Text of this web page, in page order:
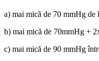
a) mai mică de 70 mmHg de
b) mai mică de 70mmHg +
c) mai mică de 90 mmHg